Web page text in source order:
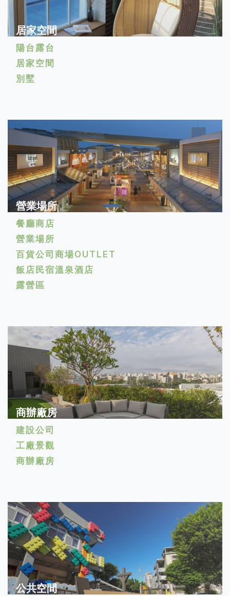
居家空間
陽台露台
居家空間
別墅
營業場所
餐廳商店
營業場所
百貨公司商場OUTLET
飯店民宿溫泉酒店
露營區
商辦廠房
建設公司
工廠景觀
商辦廠房
公共空間